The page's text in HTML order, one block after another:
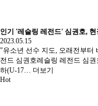
인기 '레슬링 레전드' 심권호,
2023.05.15
"유소년 선수 지도, 오래전부
전드 심권호레슬링 레전드 심
하(U-17… 더보기
Hot